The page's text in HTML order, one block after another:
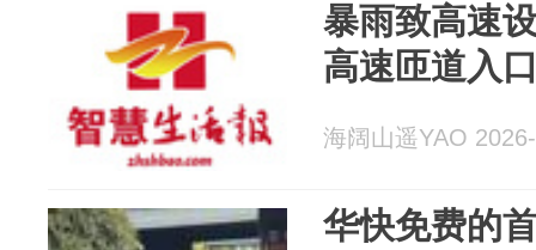
暴雨致高速
高速匝道入
海阔山遥YAO
华快免费的